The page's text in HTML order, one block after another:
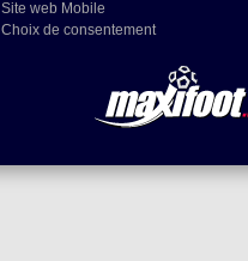
Site web Mobile
Choix de consentement